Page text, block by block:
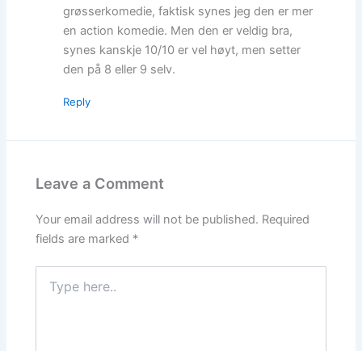
grøsserkomedie, faktisk synes jeg den er mer
en action komedie. Men den er veldig bra,
synes kanskje 10/10 er vel høyt, men setter
den på 8 eller 9 selv.
Reply
Leave a Comment
Your email address will not be published. Required
fields are marked *
here..